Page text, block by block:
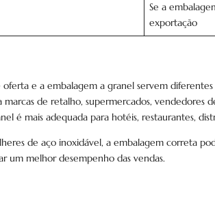
Se a
exportação
e a embalagem a granel servem
marcas de retalho, supermercados, vendedores
é mais adequada para hotéis, restaurantes,
de aço inoxidável, a embalagem correta
um melhor desempenho das vendas.